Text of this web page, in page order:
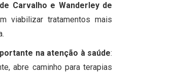
Carvalho e Wanderley de
viabilizar tratamentos mais
na atenção à saúde:
abre caminho para terapias